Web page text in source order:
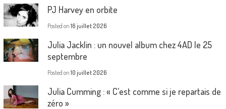
PJ Harvey en orbite
Posted on 16 juillet 2026
Julia Jacklin : un nouvel album chez 4AD le 25
septembre
Posted on 10 juillet 2026
Julia Cumming : « C’est comme si je repartais de
zéro »